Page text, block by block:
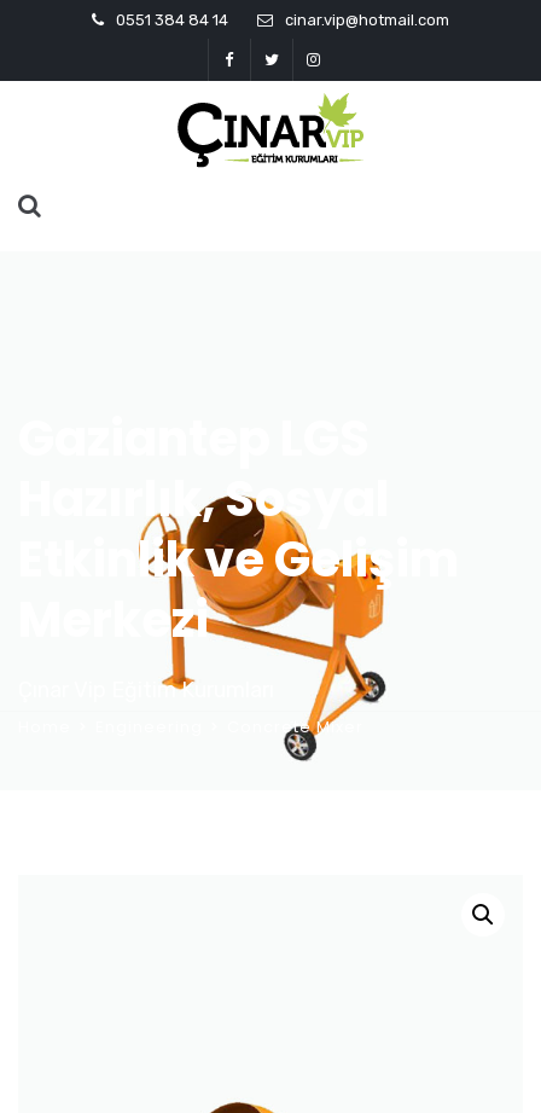
0551 384 84 14 cinar.vip@hotmail.com
Hazırlık, Sosyal
Etkinlik ve Gelişim
Merkezi
Çınar Vip Eğitim Kurumları
Concrete Mixer